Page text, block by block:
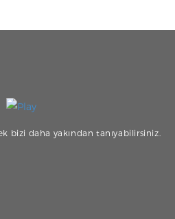
bizi daha yakından tanıyabilirsiniz.